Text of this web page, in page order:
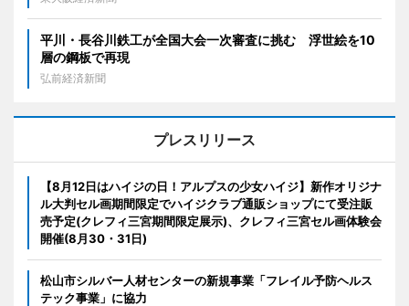
平川・長谷川鉄工が全国大会一次審査に挑む 浮世絵を10
層の鋼板で再現
弘前経済新聞
プレスリリース
【8月12日はハイジの日！アルプスの少女ハイジ】新作オリジナ
ル大判セル画期間限定でハイジクラブ通販ショップにて受注販
売予定(クレフィ三宮期間限定展示)、クレフィ三宮セル画体験会
開催(8月30・31日)
松山市シルバー人材センターの新規事業「フレイル予防ヘルス
テック事業」に協力